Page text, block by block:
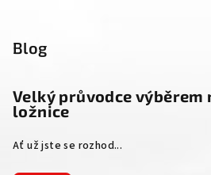
Blog
Velký průvodce výběrem
ložnice
Ať už jste se rozhod...